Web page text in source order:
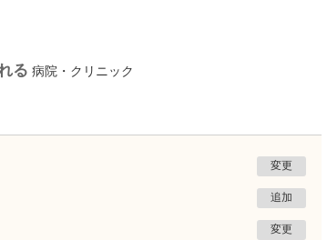
る 病院・クリニック
変更
追加
変更